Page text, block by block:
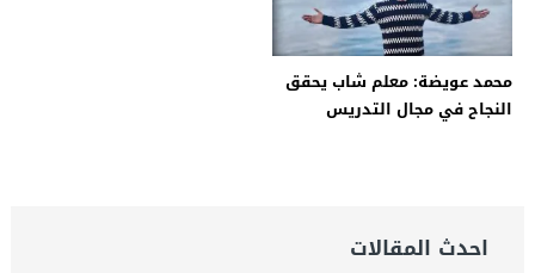
محمد عويضة: معلم شاب يحقق
النجاح في مجال التدريس
احدث المقالات